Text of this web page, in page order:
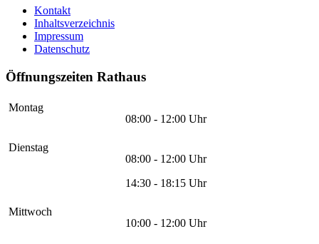
Kontakt
Inhaltsverzeichnis
Impressum
Datenschutz
Öffnungszeiten Rathaus
Montag
08:00 - 12:00 Uhr
Dienstag
08:00 - 12:00 Uhr
14:30 - 18:15 Uhr
Mittwoch
10:00 - 12:00 Uhr